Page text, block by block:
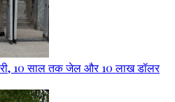
10 साल तक जेल और 10 लाख डॉलर